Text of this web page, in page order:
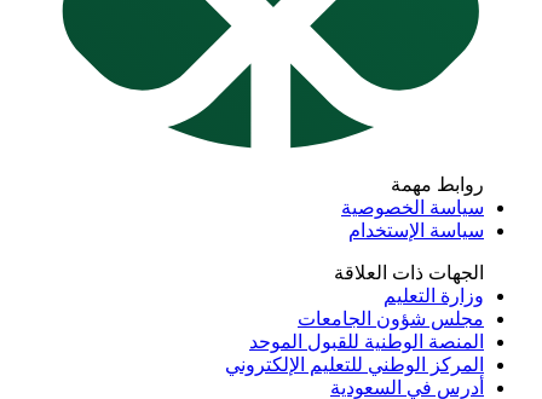
روابط مهمة
سياسة الخصوصية
سياسة الإستخدام
الجهات ذات العلاقة
وزارة التعليم
مجلس شؤون الجامعات
المنصة الوطنية للقبول الموحد
المركز الوطني للتعليم الإلكتروني
أدرس في السعودية